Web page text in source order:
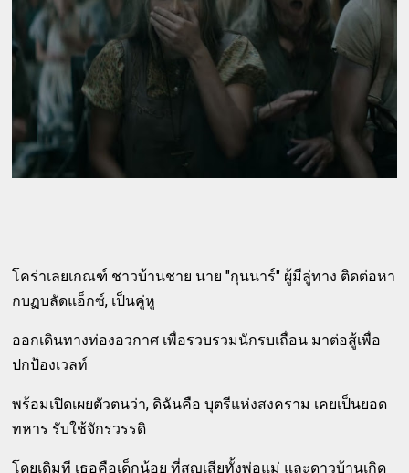
โคร่าเลยเกณฑ์ ชาวบ้านชาย นาย "กุนนาร์" ผู้มีลู่ทาง ติดต่อหา
กบฏบลัดแอ็กซ์, เป็นคู่หู
ออกเดินทางท่องอวกาศ เพื่อรวบรวมนักรบเถื่อน มาต่อสู้เพื่อ
ปกป้องเวลท์
พร้อมเปิดเผยตัวตนว่า, ดิฉันคือ บุตรีแห่งสงคราม เคยเป็นยอด
ทหาร รับใช้จักรวรรดิ
โดยเดิมที เธอคือเด็กน้อย ที่สูญเสียทั้งพ่อแม่ และดาวบ้านเกิด